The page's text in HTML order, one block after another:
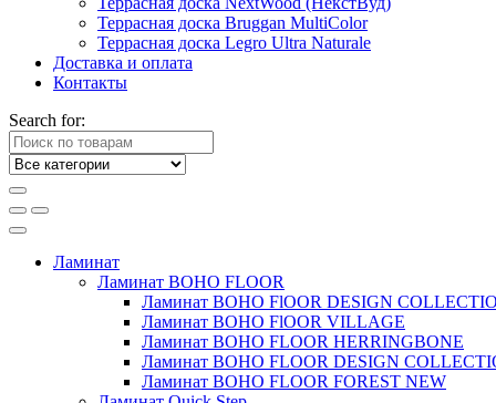
Террасная доска Bruggan MultiColor
Террасная доска Legro Ultra Naturale
Доставка и оплата
Контакты
Search for:
Ламинат
Ламинат BOHO FLOOR
Ламинат BOHO FlOOR DESIGN
Ламинат BOHO FlOOR VILLAGE
Ламинат BOHO FLOOR HERRINGBONE
Ламинат BOHO FLOOR DESIGN
Ламинат BOHO FLOOR FOREST NEW